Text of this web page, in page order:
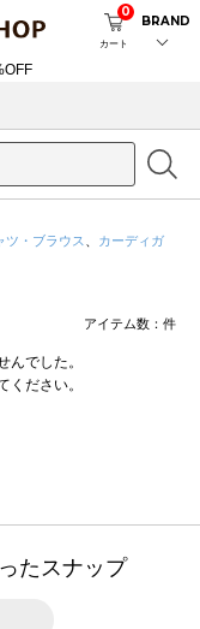
カート
0
BRAND
ツ・ブラウス
カーディガ
アイテム数： 件
んでした。
ください。
たスナップ